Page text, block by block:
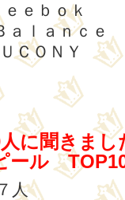
ｅｂｏｋ
ａｌａｎｃｅ
ＣＯＮＹ
に聞きまし
ール
人